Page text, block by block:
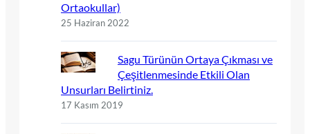
Ortaokullar)
25 Haziran 2022
Sagu Türünün Ortaya Çıkması ve
Çeşitlenmesinde Etkili Olan
Unsurları Belirtiniz.
17 Kasım 2019